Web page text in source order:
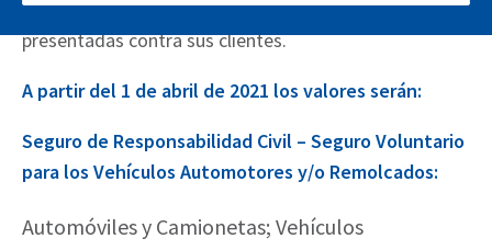
por los importes de las demandas judiciales
presentadas contra sus clientes.
A partir del 1 de abril de 2021 los valores serán:
Seguro de Responsabilidad Civil – Seguro Voluntario
para los Vehículos Automotores y/o Remolcados:
Automóviles y Camionetas; Vehículos